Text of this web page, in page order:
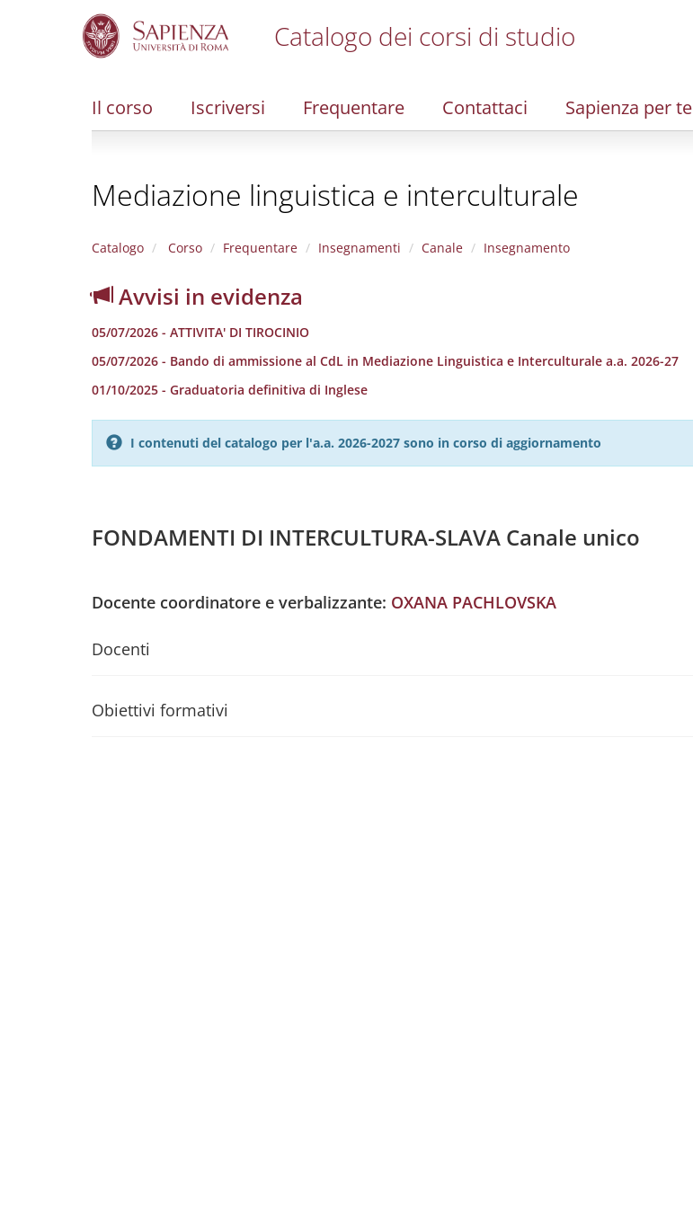
Catalogo dei corsi di studio
Il corso Iscriversi Frequentare Contattaci Sapienza per te
Mediazione linguistica e interculturale
Catalogo Corso Frequentare Insegnamenti Canale Insegnamento
Avvisi in evidenza
05/07/2026 - ATTIVITA' DI TIROCINIO
05/07/2026 - Bando di ammissione al CdL in Mediazione Linguistica e Interculturale a.a. 2026-27
01/10/2025 - Graduatoria definitiva di Inglese
I contenuti del catalogo per l'a.a. 2026-2027 sono in corso di aggiornamento
FONDAMENTI DI INTERCULTURA-SLAVA Canale unico
Docente coordinatore e verbalizzante: OXANA PACHLOVSKA
Docenti
Obiettivi formativi